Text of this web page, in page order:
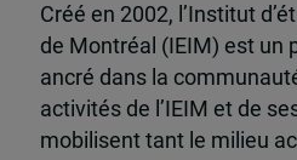
Créé en 2002, l’Institut
de Montréal (IEIM) est un
ancré dans la
activités de l’IEIM et de
mobilisent tant le milieu